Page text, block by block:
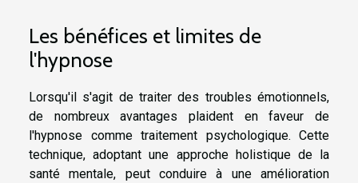
Les bénéfices et limites de
l'hypnose
Lorsqu'il s'agit de traiter des troubles émotionnels,
de nombreux avantages plaident en faveur de
l'hypnose comme traitement psychologique. Cette
technique, adoptant une approche holistique de la
santé mentale, peut conduire à une amélioration